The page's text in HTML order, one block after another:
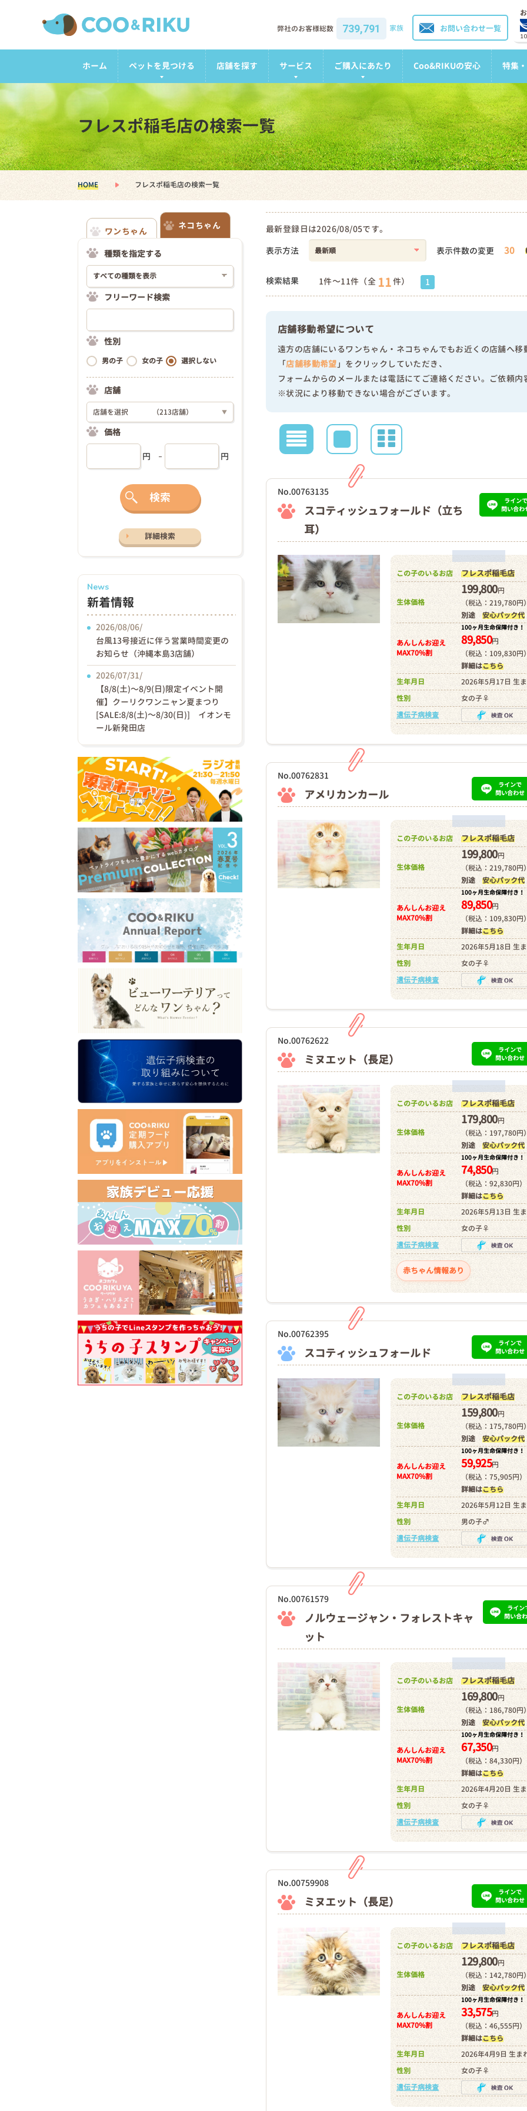
お問い合わせ一覧
弊社のお客様総数 739,791 家族
ホーム ペットを見つける 店舗を探す サービス ご購入にあたり Coo&RIKUの安心 特集
フレスポ稲毛店の検索一覧
HOME フレスポ稲毛店の検索一覧
最新登録日は2026/08/05です。
表示方法
表示件数の変更 30
検索結果 1件～11件（全 11件） 1
店舗移動希望について
遠方の店舗にいるワンちゃん・ネコちゃんでもお近くの店舗へ移
「店舗移動希望 」をクリックしていただき、
フォームからのメールまたは電話にてご連絡ください。ご依頼
※状況により移動できない場合がございます。
No.00763135
スコティッシュフォールド（立ち
耳）
ラインで
問い合わ
この子のいるお店 フレスポ稲毛店
生体価格
199,800円
（税込：219,780円
別途 安心パック代
あんしんお迎え
MAX70%割
100ヶ月生命保障付き！
89,850円
（税込：109,830円
詳細はこちら
生年月日
2026年5月17日 生
性別
女の子♀
遺伝子病検査
No.00762831
アメリカンカール
ラインで
問い合わせ
この子のいるお店 フレスポ稲毛店
生体価格
199,800円
（税込：219,780円
別途 安心パック代
あんしんお迎え
MAX70%割
100ヶ月生命保障付き！
89,850円
（税込：109,830円
詳細はこちら
生年月日
2026年5月18日 生
性別
女の子♀
遺伝子病検査
No.00762622
ミヌエット（長足）
ラインで
問い合わせ
この子のいるお店 フレスポ稲毛店
生体価格
179,800円
（税込：197,780円
別途 安心パック代
あんしんお迎え
MAX70%割
100ヶ月生命保障付き！
74,850円
（税込：92,830円）
詳細はこちら
生年月日
2026年5月13日 生
性別
女の子♀
遺伝子病検査
赤ちゃん情報あり
No.00762395
スコティッシュフォールド
ラインで
問い合わせ
この子のいるお店 フレスポ稲毛店
生体価格
159,800円
（税込：175,780円
別途 安心パック代
あんしんお迎え
MAX70%割
100ヶ月生命保障付き！
59,925円
（税込：75,905円）
詳細はこちら
生年月日
2026年5月12日 生
性別
男の子♂
遺伝子病検査
No.00761579
ノルウェージャン・フォレストキャ
ット
ライン
問い合
この子のいるお店 フレスポ稲毛店
生体価格
169,800円
（税込：186,780円
別途 安心パック代
あんしんお迎え
MAX70%割
100ヶ月生命保障付き！
67,350円
（税込：84,330円）
詳細はこちら
生年月日
2026年4月20日 生
性別
女の子♀
遺伝子病検査
No.00759908
ミヌエット（長足）
ラインで
問い合わせ
この子のいるお店 フレスポ稲毛店
生体価格
129,800円
（税込：142,780円
別途 安心パック代
あんしんお迎え
MAX70%割
100ヶ月生命保障付き！
33,575円
（税込：46,555円）
詳細はこちら
生年月日
2026年4月9日 生ま
性別
女の子♀
遺伝子病検査
ワンちゃん
ネコちゃん
種類を指定する
フリーワード検索
性別
男の子 女の子 選択しない
店舗
店舗を選択 （213店舗） ▼
価格
円 円
検索
詳細検索
News
新着情報
2026/08/06/
台風13号接近に伴う営業時間変更の
お知らせ（沖縄本島3店舗）
2026/07/31/
【8/8(土)〜8/9(日)限定イベント開
催】クーリクワンニャン夏まつり
[SALE:8/8(土)～8/30(日)] イオンモ
ール新発田店